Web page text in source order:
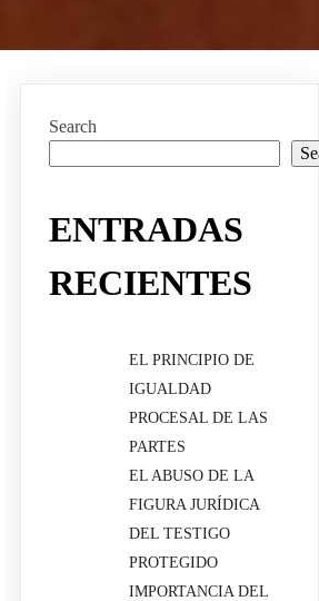
Search
ENTRADAS
RECIENTES
EL PRINCIPIO DE
IGUALDAD
PROCESAL DE LAS
PARTES
EL ABUSO DE LA
FIGURA JURÍDICA
DEL TESTIGO
PROTEGIDO
IMPORTANCIA DEL